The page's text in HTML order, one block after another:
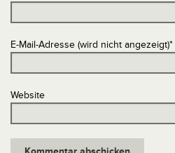
E-Mail-Adresse (wird nicht angezeigt)*
Website